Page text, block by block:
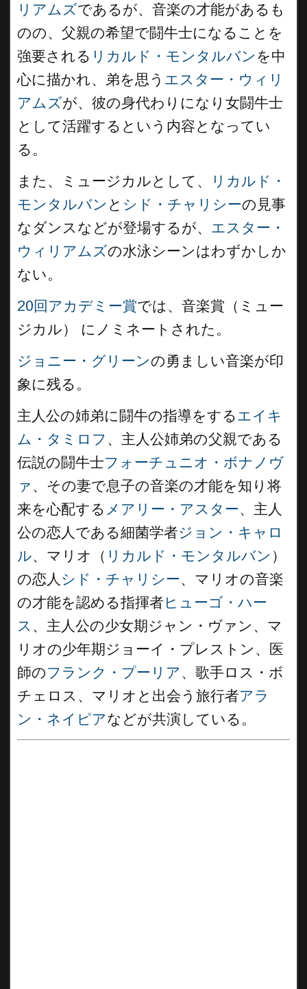
リアムズであるが、音楽の才能があるも
のの、父親の希望で闘牛士になることを
強要される リカルド・モンタルバン を中
心に描かれ、弟を思う エスター・ウィリ
アムズが、彼の身代わりになり女闘牛士
として活躍するという内容となってい
る。
また、ミュージカルとして、
リカルド・
モンタルバン と シド・チャリシーの見事
なダンスなどが登場するが、 エスター・
ウィリアムズの水泳シーンはわずかしか
ない。
20回アカデミー賞では、音楽賞（ミュー
ジカル） にノミネートされた。
ジョニー・グリーンの勇ましい音楽が印
象に残る。
主人公の姉弟に闘牛の指導をするエイキ
ム・タミロフ 、主人公姉弟の父親である
伝説の闘牛士フォーチュニオ・ボナノヴ
ァ 、その妻で息子の音楽の才能を知り将
来を心配する メアリー・アスター、主人
公の恋人である細菌学者ジョン・キャロ
ル、マリオ（ リカルド・モンタルバン ）
の恋人 シド・チャリシー、マリオの音楽
の才能を認める指揮者ヒューゴ・ハー
ス 、主人公の少女期ジャン・ヴァン、マ
リオの少年期ジョーイ・プレストン、医
師のフランク・プーリア、歌手ロス・ボ
チェロス、マリオと出会う旅行者アラ
ン・ネイピアなどが共演している。